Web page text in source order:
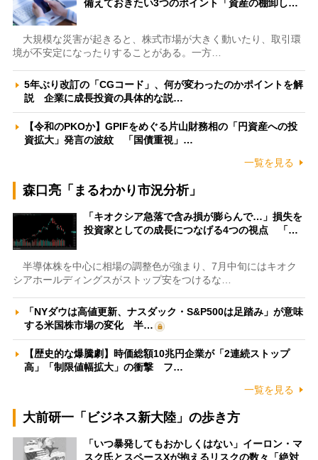
備えておきたい3つのポイント「資産の棚卸し…
大規模な災害が起きると、株式市場が大きく動いたり、取引環
境が不安定になったりすることがある。一方…
5年ぶり改訂の「CGコード」、何が変わったのかポイントを解
説 企業に成長投資の具体的な説…
【令和のPKOか】GPIFをめぐる片山財務相の「円資産への投
資拡大」発言の波紋 「国債重視」…
一覧を見る
森口亮「まるわかり市況分析」
「キオクシア急落で含み損が膨らんで…」損失を
投資家としての成長につなげる4つの視点 「…
半導体株を中心に相場の調整色が強まり、7月中旬にはキオク
シアホールディングスがストップ安をつけるな…
「NYダウは高値更新、ナスダック・S&P500は足踏み」が意味
する米国株市場の変化 半…
【歴史的な爆騰劇】時価総額10兆円企業が「2連続ストップ
高」「制限値幅拡大」の衝撃 フ…
一覧を見る
大前研一「ビジネス新大陸」の歩き方
「いつ暴発してもおかしくはない」イーロン・マ
スク氏とスペースXが抱えるリスクの数々「絶対